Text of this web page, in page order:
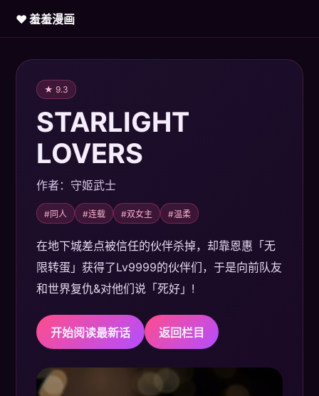
♥ 羞羞漫画
★ 9.3
STARLIGHT
LOVERS
作者：守姬武士
#同人 #连载 #双女主 #温柔
在地下城差点被信任的伙伴杀掉，却靠恩惠「无
限转蛋」获得了Lv9999的伙伴们，于是向前队友
和世界复仇&对他们说「死好」!
开始阅读最新话 返回栏目